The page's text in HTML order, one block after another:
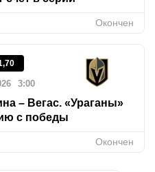
Окончен
3:00
– Вегас. «Ураганы»
с победы
Окончен